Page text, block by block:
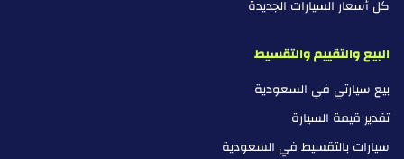
كل أسعار السيارات الجديدة
البيع والتقييم والتقسيط
بيع سيارتي في السعودية
تقدير قيمة السيارة
سيارات بالتقسيط في السعودية